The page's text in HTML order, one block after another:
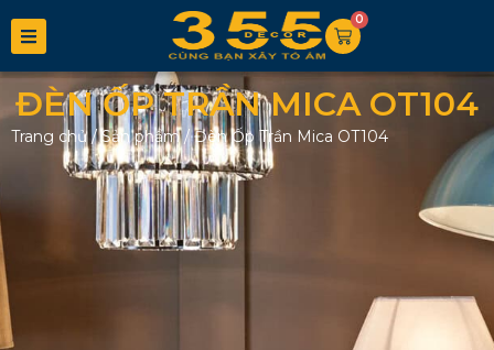
0
ĐÈN ỐP TRẦN MICA OT104
Trang chủ/Sản phẩm/Đèn Ốp Trần Mica OT104